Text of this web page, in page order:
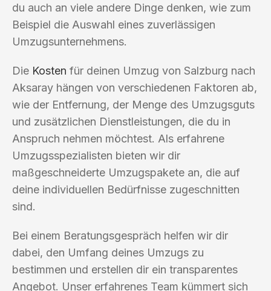
du auch an viele andere Dinge denken, wie zum
Beispiel die Auswahl eines zuverlässigen
Umzugsunternehmens.
Die Kosten für deinen Umzug von Salzburg nach
Aksaray hängen von verschiedenen Faktoren ab,
wie der Entfernung, der Menge des Umzugsguts
und zusätzlichen Dienstleistungen, die du in
Anspruch nehmen möchtest. Als erfahrene
Umzugsspezialisten bieten wir dir
maßgeschneiderte Umzugspakete an, die auf
deine individuellen Bedürfnisse zugeschnitten
sind.
Bei einem Beratungsgespräch helfen wir dir
dabei, den Umfang deines Umzugs zu
bestimmen und erstellen dir ein transparentes
Angebot. Unser erfahrenes Team kümmert sich